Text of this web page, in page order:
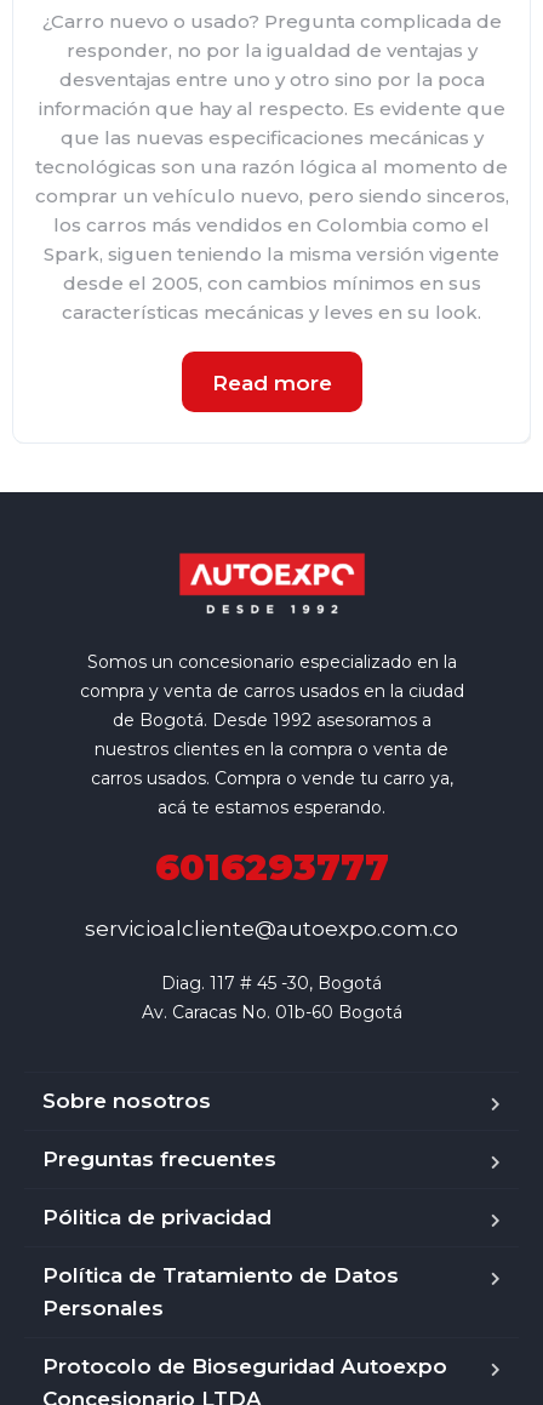
¿Carro nuevo o usado? Pregunta complicada de
responder, no por la igualdad de ventajas y
desventajas entre uno y otro sino por la poca
información que hay al respecto. Es evidente que
que las nuevas especificaciones mecánicas y
tecnológicas son una razón lógica al momento de
comprar un vehículo nuevo, pero siendo sinceros,
los carros más vendidos en Colombia como el
Spark, siguen teniendo la misma versión vigente
desde el 2005, con cambios mínimos en sus
características mecánicas y leves en su look.
Read more
Somos un concesionario especializado en la
compra y venta de carros usados en la ciudad
de Bogotá. Desde 1992 asesoramos a
nuestros clientes en la compra o venta de
carros usados. Compra o vende tu carro ya,
acá te estamos esperando.
6016293777
servicioalcliente@autoexpo.com.co
Diag. 117 # 45 -30, Bogotá
Av. Caracas No. 01b-60 Bogotá
Sobre nosotros
Preguntas frecuentes
Pólitica de privacidad
Política de Tratamiento de Datos
Personales
Protocolo de Bioseguridad Autoexpo
Concesionario LTDA